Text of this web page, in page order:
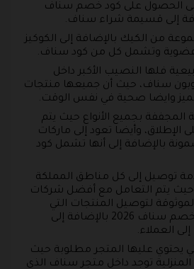
الحصول على كود خصم سناف
إلى قسيمة شراء سناف.
من الكيك بالإضافة إلى الكوكيز
وتشمل كل من كود سناف.
فلها النصيب الأكبر داخل
سناف، حيث أن جميعها منتجات
وايضا صحية في نفس الوقت.
المجففة بجميع الأنواع حيث يتم
الإطلاق، وأيضا تعود إلى ماركات
بالإضافة إلى أنها تشمل كود
توصيل إلى كل مناطق المملكة
حيث يتم التعامل مع أفضل شركات
لتوصيل المنتجات التي
تشمل كل من كود خصم سناف 2026 بالإضافة إلى
العملاء.
يحتوي عليها المتجر مطلوبة حيث
المنزلية توجد داخل متجر سناف الذي